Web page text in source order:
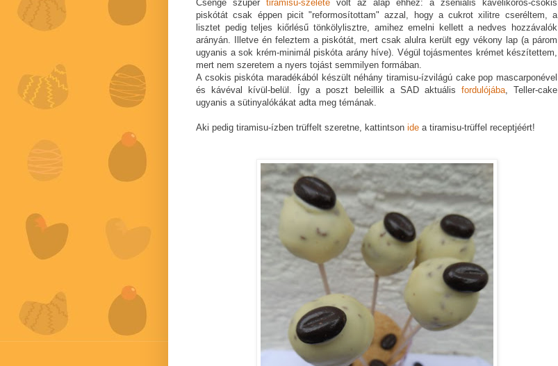
Csenge szuper tiramisu-szelete volt az alap ehhez: a zseniális kávélikőrös-csokis
piskótát csak éppen picit "reformosítottam" azzal, hogy a cukrot xilitre cseréltem, a
lisztet pedig teljes kiőrlésű tönkölylisztre, amihez emelni kellett a nedves hozzávalók
arányán. Illetve én feleztem a piskótát, mert csak alulra került egy vékony lap (a párom
ugyanis a sok krém-minimál piskóta arány híve). Végül tojásmentes krémet készítettem,
mert nem szeretem a nyers tojást semmilyen formában.
A csokis piskóta maradékából készült néhány tiramisu-ízvilágú cake pop mascarponével
és kávéval kívül-belül. Így a poszt beleillik a SAD aktuális fordulójába, Teller-cake
ugyanis a sütinyalókákat adta meg témának.
Aki pedig tiramisu-ízben trüffelt szeretne, kattintson ide a tiramisu-trüffel receptjéért!